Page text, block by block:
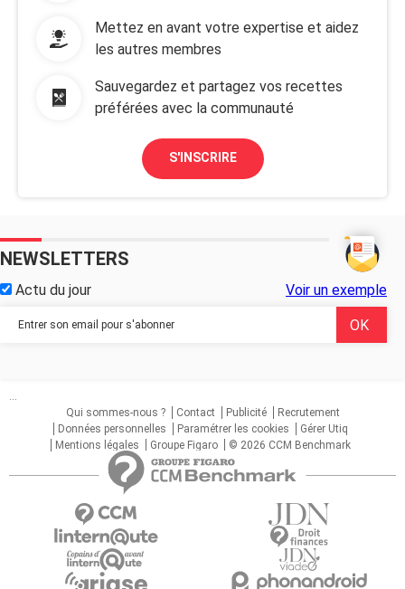
Mettez en avant votre expertise et aidez
les autres membres
Sauvegardez et partagez vos recettes
préférées avec la communauté
S'INSCRIRE
NEWSLETTERS
Actu du jour Voir un exemple
...
Qui sommes-nous ?
Contact Publicité
Recrutement
Données personnelles
Paramétrer les cookies
Gérer Utiq
Mentions légales
Groupe Figaro © 2026 CCM Benchmark